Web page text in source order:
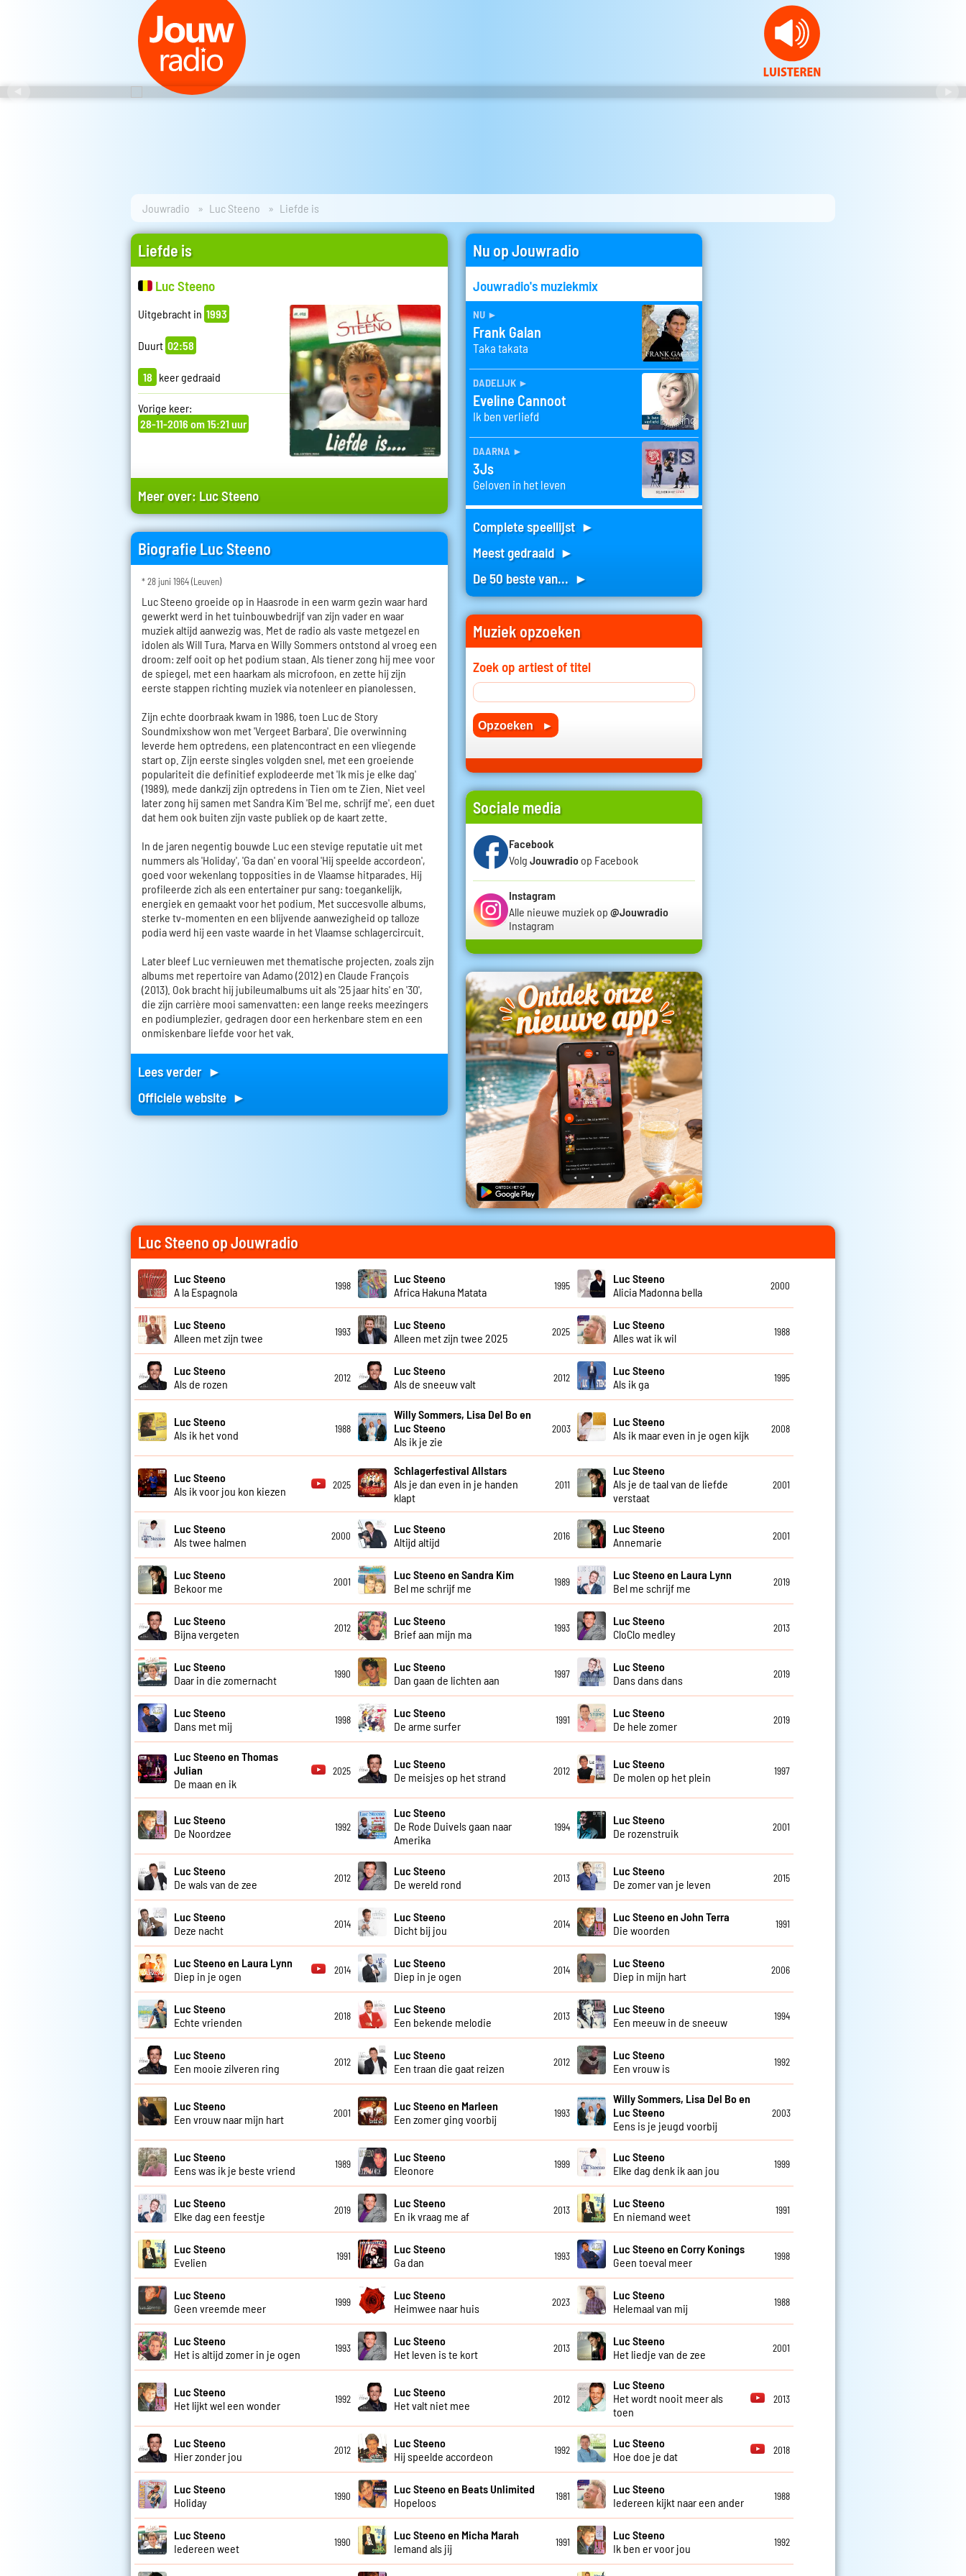
Jouwradio Luc Steeno Liefde is
Liefde is
Luc Steeno
Uitgebracht in 1993
Duurt 02:58
18 keer gedraaid
Vorige keer:
28-11-2016 om 15:21 uur
Meer over: Luc Steeno
Biografie Luc Steeno
* 28 juni 1964 (Leuven)
Luc Steeno groeide op in Haasrode in een warm gezin waar hard
gewerkt werd in het tuinbouwbedrijf van zijn vader en waar
muziek altijd aanwezig was. Met de radio als vaste metgezel en
idolen als Will Tura, Marva en Willy Sommers ontstond al vroeg een
droom: zelf ooit op het podium staan. Als tiener zong hij mee voor
de spiegel, met een haarkam als microfoon, en zette hij zijn
eerste stappen richting muziek via notenleer en pianolessen.
Zijn echte doorbraak kwam in 1986, toen Luc de Story
Soundmixshow won met 'Vergeet Barbara'. Die overwinning
leverde hem optredens, een platencontract en een vliegende
start op. Zijn eerste singles volgden snel, met een groeiende
populariteit die definitief explodeerde met 'Ik mis je elke dag'
(1989), mede dankzij zijn optredens in Tien om te Zien. Niet veel
later zong hij samen met Sandra Kim 'Bel me, schrijf me', een duet
dat hem ook buiten zijn vaste publiek op de kaart zette.
In de jaren negentig bouwde Luc een stevige reputatie uit met
nummers als 'Holiday', 'Ga dan' en vooral 'Hij speelde accordeon',
goed voor wekenlang topposities in de Vlaamse hitparades. Hij
profileerde zich als een entertainer pur sang: toegankelijk,
energiek en gemaakt voor het podium. Met succesvolle albums,
sterke tv-momenten en een blijvende aanwezigheid op talloze
podia werd hij een vaste waarde in het Vlaamse schlagercircuit.
Later bleef Luc vernieuwen met thematische projecten, zoals zijn
albums met repertoire van Adamo (2012) en Claude François
(2013). Ook bracht hij jubileumalbums uit als '25 jaar hits' en '30',
die zijn carrière mooi samenvatten: een lange reeks meezingers
en podiumplezier, gedragen door een herkenbare stem en een
onmiskenbare liefde voor het vak.
Lees verder ►
Officiele website ►
Nu op Jouwradio
Jouwradio's muziekmix
nu ►
Frank Galan
Taka takata
dadelijk ►
Eveline Cannoot
Ik ben verliefd
daarna ►
3Js
Geloven in het leven
Complete speellijst ►
Meest gedraaid ►
De 50 beste van... ►
Muziek opzoeken
Zoek op artiest of titel
Sociale media
Facebook
Volg Jouwradio op Facebook
Instagram
Alle nieuwe muziek op @Jouwradio
Instagram
Luc Steeno op Jouwradio
Luc Steeno
A la Espagnola
1998
Luc Steeno
Africa Hakuna Matata
1995
Luc Steeno
Alicia Madonna bella
2000
Luc Steeno
Alleen met zijn twee
1993
Luc Steeno
Alleen met zijn twee 2025
2025
Luc Steeno
Alles wat ik wil
1988
Luc Steeno
Als de rozen
2012
Luc Steeno
Als de sneeuw valt
2012
Luc Steeno
Als ik ga
1995
Luc Steeno
Als ik het vond
1988
Willy Sommers, Lisa Del Bo en
Luc Steeno
Als ik je zie
2003
Luc Steeno
Als ik maar even in je ogen kijk
2008
Luc Steeno
Als ik voor jou kon kiezen
2025
Schlagerfestival Allstars
Als je dan even in je handen
klapt
2011
Luc Steeno
Als je de taal van de liefde
verstaat
2001
Luc Steeno
Als twee halmen
2000
Luc Steeno
Altijd altijd
2016
Luc Steeno
Annemarie
2001
Luc Steeno
Bekoor me
2001
Luc Steeno en Sandra Kim
Bel me schrijf me
1989
Luc Steeno en Laura Lynn
Bel me schrijf me
2019
Luc Steeno
Bijna vergeten
2012
Luc Steeno
Brief aan mijn ma
1993
Luc Steeno
CloClo medley
2013
Luc Steeno
Daar in die zomernacht
1990
Luc Steeno
Dan gaan de lichten aan
1997
Luc Steeno
Dans dans dans
2019
Luc Steeno
Dans met mij
1998
Luc Steeno
De arme surfer
1991
Luc Steeno
De hele zomer
2019
Luc Steeno en Thomas
Julian
De maan en ik
2025
Luc Steeno
De meisjes op het strand
2012
Luc Steeno
De molen op het plein
1997
Luc Steeno
De Noordzee
1992
Luc Steeno
De Rode Duivels gaan naar
Amerika
1994
Luc Steeno
De rozenstruik
2001
Luc Steeno
De wals van de zee
2012
Luc Steeno
De wereld rond
2013
Luc Steeno
De zomer van je leven
2015
Luc Steeno
Deze nacht
2014
Luc Steeno
Dicht bij jou
2014
Luc Steeno en John Terra
Die woorden
1991
Luc Steeno en Laura Lynn
Diep in je ogen
2014
Luc Steeno
Diep in je ogen
2014
Luc Steeno
Diep in mijn hart
2006
Luc Steeno
Echte vrienden
2018
Luc Steeno
Een bekende melodie
2013
Luc Steeno
Een meeuw in de sneeuw
1994
Luc Steeno
Een mooie zilveren ring
2012
Luc Steeno
Een traan die gaat reizen
2012
Luc Steeno
Een vrouw is
1992
Luc Steeno
Een vrouw naar mijn hart
2001
Luc Steeno en Marleen
Een zomer ging voorbij
1993
Willy Sommers, Lisa Del Bo en
Luc Steeno
Eens is je jeugd voorbij
2003
Luc Steeno
Eens was ik je beste vriend
1989
Luc Steeno
Eleonore
1999
Luc Steeno
Elke dag denk ik aan jou
1999
Luc Steeno
Elke dag een feestje
2019
Luc Steeno
En ik vraag me af
2013
Luc Steeno
En niemand weet
1991
Luc Steeno
Evelien
1991
Luc Steeno
Ga dan
1993
Luc Steeno en Corry Konings
Geen toeval meer
1998
Luc Steeno
Geen vreemde meer
1999
Luc Steeno
Heimwee naar huis
2023
Luc Steeno
Helemaal van mij
1988
Luc Steeno
Het is altijd zomer in je ogen
1993
Luc Steeno
Het leven is te kort
2013
Luc Steeno
Het liedje van de zee
2001
Luc Steeno
Het lijkt wel een wonder
1992
Luc Steeno
Het valt niet mee
2012
Luc Steeno
Het wordt nooit meer als
toen
2013
Luc Steeno
Hier zonder jou
2012
Luc Steeno
Hij speelde accordeon
1992
Luc Steeno
Hoe doe je dat
2018
Luc Steeno
Holiday
1990
Luc Steeno en Beats Unlimited
Hopeloos
1981
Luc Steeno
Iedereen kijkt naar een ander
1988
Luc Steeno
Iedereen weet
1990
Luc Steeno en Micha Marah
Iemand als jij
1991
Luc Steeno
Ik ben er voor jou
1992